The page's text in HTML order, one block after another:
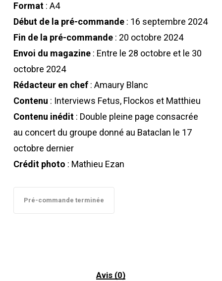
Format: A4
Début de la pré-commande: 16 septembre 2024
Fin de la pré-commande: 20 octobre 2024
Envoi du magazine: Entre le 28 octobre et le 30
octobre 2024
Rédacteur en chef: Amaury Blanc
Contenu : Interviews Fetus, Flockos et Matthieu
Contenu inédit: Double pleine page consacrée
au concert du groupe donné au Bataclan le 17
octobre dernier
Crédit photo : Mathieu Ezan
Pré-commande terminée
Avis (0)